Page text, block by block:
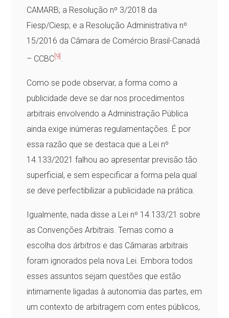
CAMARB; a Resolução nº 3/2018 da
Fiesp/Ciesp; e a Resolução Administrativa nº
15/2016 da Câmara de Comércio Brasil-Canadá
– CCBC [9] .
Como se pode observar, a forma como a
publicidade deve se dar nos procedimentos
arbitrais envolvendo a Administração Pública
ainda exige inúmeras regulamentações. É por
essa razão que se destaca que a Lei nº
14.133/2021 falhou ao apresentar previsão tão
superficial, e sem especificar a forma pela qual
se deve perfectibilizar a publicidade na prática.
Igualmente, nada disse a Lei nº 14.133/21 sobre
as Convenções Arbitrais. Temas como a
escolha dos árbitros e das Câmaras arbitrais
foram ignorados pela nova Lei. Embora todos
esses assuntos sejam questões que estão
intimamente ligadas à autonomia das partes, em
um contexto de arbitragem com entes públicos,